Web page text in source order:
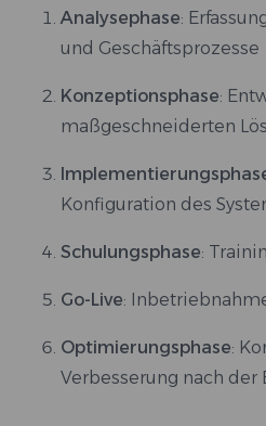
Analysephase:
und Geschäftsprozesse
Konzeptionsphase:
maßgeschneiderten
Konfiguration des
Schulungsphase:
Go-Live:
Optimierungsphase:
Verbesserung nach der